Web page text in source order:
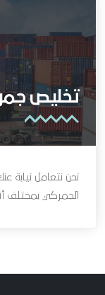
تخليص
نحن نتعامل نيابة
الجمركي بمختلف